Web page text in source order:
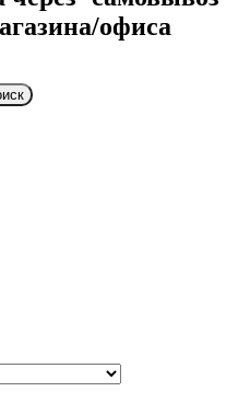
офиса